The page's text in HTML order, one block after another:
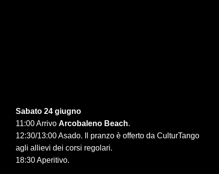
Sabato 24 giugno
11:00 ArrivoArcobaleno Beach.
12:30/13:00 Asado. Il pranzo è offerto da CulturTango
agli allievi dei corsi regolari.
18:30 Aperitivo.